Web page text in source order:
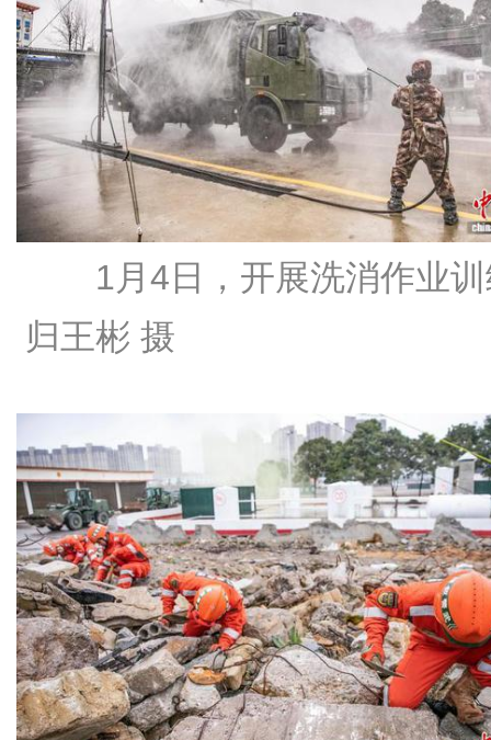
1月4日，开展洗消作业
归王彬 摄